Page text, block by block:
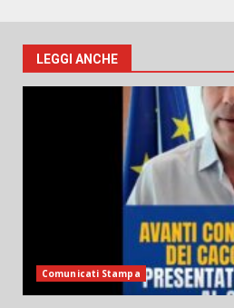
LEGGI ANCHE
Comunicati Stampa